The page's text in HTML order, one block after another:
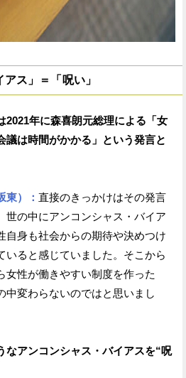
アス」＝「呪い」
年に森喜朗元総理による「女
議は時間がかかる」という発言と
東）： 直接のきっかけはその発言
世の中にアンコンシャス・バイア
自身も社会からの期待や決めつけ
いると感じていました。そこから
女性が働きやすい制度を作った
中変わらないのではと思いまし
アンコンシャス・バイアスを“呪